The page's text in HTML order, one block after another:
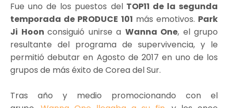
Fue uno de los puestos delTOP11 de la segunda
temporada de PRODUCE 101 más emotivos. Park
Ji Hoon consiguió unirse a Wanna One, el grupo
resultante del programa de supervivencia, y le
permitió debutar en Agosto de 2017 en uno de los
grupos de más éxito de Corea del Sur.
Tras año y medio promocionando con el